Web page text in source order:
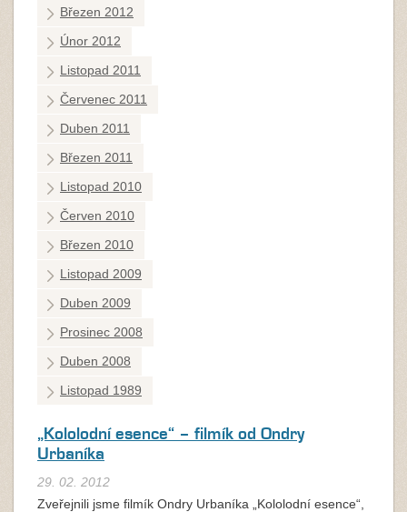
Březen 2012
Únor 2012
Listopad 2011
Červenec 2011
Duben 2011
Březen 2011
Listopad 2010
Červen 2010
Březen 2010
Listopad 2009
Duben 2009
Prosinec 2008
Duben 2008
Listopad 1989
„Kololodní esence“ – filmík od Ondry
Urbaníka
29. 02. 2012
Zveřejnili jsme filmík Ondry Urbaníka „Kololodní esence“,